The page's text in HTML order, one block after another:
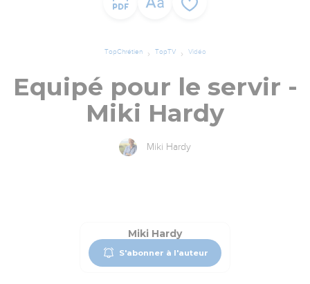
TopChrétien TopTV Vidéo
Equipé pour le servir -
Miki Hardy
Miki Hardy
Miki Hardy
S'abonner à l'auteur